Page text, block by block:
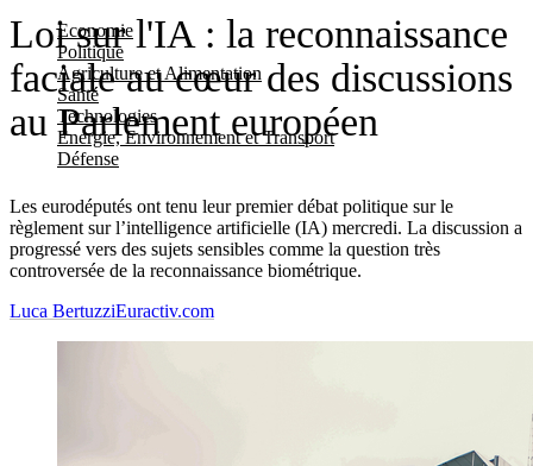
Economie
Politique
Agriculture et Alimentation
Santé
Technologies
Energie, Environnement et Transport
Défense
Loi sur l'IA : la reconnaissance
faciale au cœur des discussions
au Parlement européen
Les eurodéputés ont tenu leur premier débat politique sur le
règlement sur l’intelligence artificielle (IA) mercredi. La discussion a
progressé vers des sujets sensibles comme la question très
controversée de la reconnaissance biométrique.
Luca BertuzziEuractiv.com